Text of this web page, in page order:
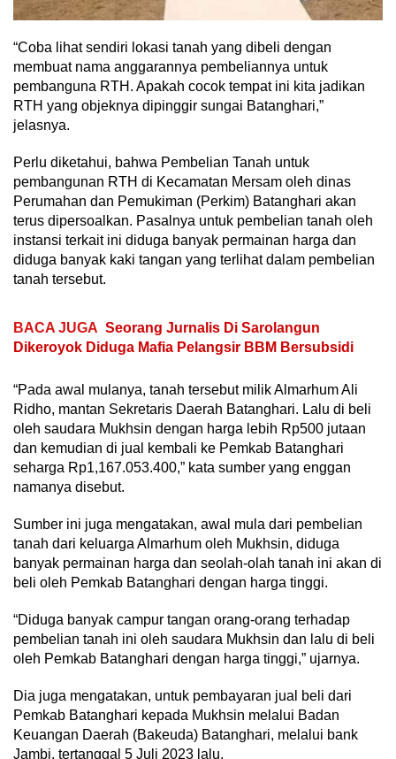
“Coba lihat sendiri lokasi tanah yang dibeli dengan
membuat nama anggarannya pembeliannya untuk
pembanguna RTH. Apakah cocok tempat ini kita jadikan
RTH yang objeknya dipinggir sungai Batanghari,”
jelasnya.
Perlu diketahui, bahwa Pembelian Tanah untuk
pembangunan RTH di Kecamatan Mersam oleh dinas
Perumahan dan Pemukiman (Perkim) Batanghari akan
terus dipersoalkan. Pasalnya untuk pembelian tanah oleh
instansi terkait ini diduga banyak permainan harga dan
diduga banyak kaki tangan yang terlihat dalam pembelian
tanah tersebut.
BACA JUGA Seorang Jurnalis Di Sarolangun
Dikeroyok Diduga Mafia Pelangsir BBM Bersubsidi
“Pada awal mulanya, tanah tersebut milik Almarhum Ali
Ridho, mantan Sekretaris Daerah Batanghari. Lalu di beli
oleh saudara Mukhsin dengan harga lebih Rp500 jutaan
dan kemudian di jual kembali ke Pemkab Batanghari
seharga Rp1,167.053.400,” kata sumber yang enggan
namanya disebut.
Sumber ini juga mengatakan, awal mula dari pembelian
tanah dari keluarga Almarhum oleh Mukhsin, diduga
banyak permainan harga dan seolah-olah tanah ini akan di
beli oleh Pemkab Batanghari dengan harga tinggi.
“Diduga banyak campur tangan orang-orang terhadap
pembelian tanah ini oleh saudara Mukhsin dan lalu di beli
oleh Pemkab Batanghari dengan harga tinggi,” ujarnya.
Dia juga mengatakan, untuk pembayaran jual beli dari
Pemkab Batanghari kepada Mukhsin melalui Badan
Keuangan Daerah (Bakeuda) Batanghari, melalui bank
Jambi, tertanggal 5 Juli 2023 lalu.